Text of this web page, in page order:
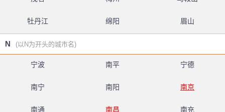
牡丹江 绵阳 眉山
N (以N为开头的城市名)
宁波 南平 宁德
南宁 南阳 南京
南通 南昌 南充